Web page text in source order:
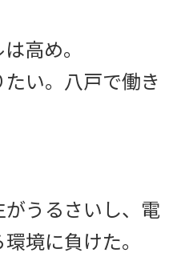
高め。
い。八戸で働き
うるさいし、電
境に負けた。